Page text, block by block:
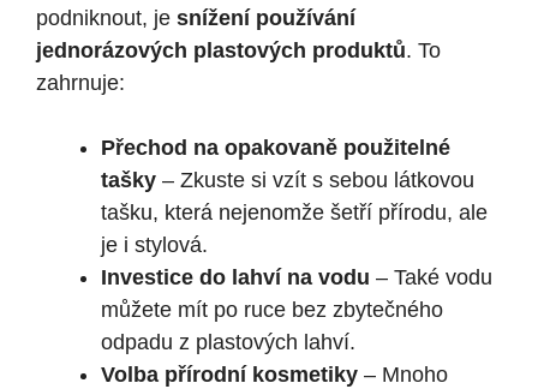
podniknout, je snížení používání
jednorázových plastových produktů. To
zahrnuje:
Přechod na opakovaně použitelné
tašky – Zkuste si vzít s sebou látkovou
tašku, která nejenomže šetří přírodu, ale
je i stylová.
Investice do lahví na vodu – Také vodu
můžete mít po ruce bez zbytečného
odpadu z plastových lahví.
Volba přírodní kosmetiky – Mnoho